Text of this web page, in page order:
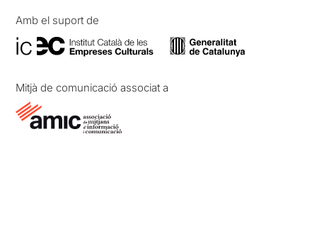
Amb el suport de
Mitjà de comunicació associat a